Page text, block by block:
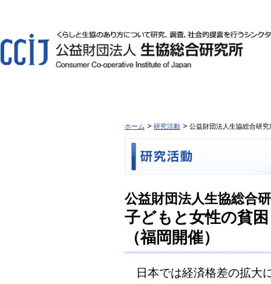
ホーム 研究活動 公益財団法人生協総合研
公益財団法人生協総合
子どもと女性の貧
（福岡開催）
日本では経済格差の拡大